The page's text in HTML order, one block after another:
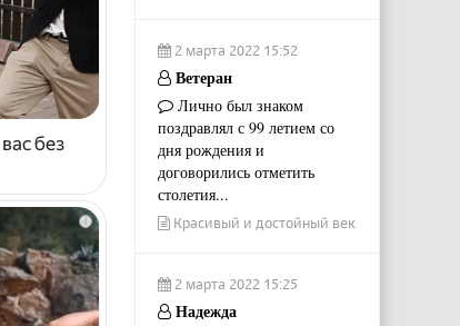
без
i
2 марта 2022 15:52
Ветеран
Лично был знаком
поздравлял с 99 летием со
дня рождения и
договорились отметить
столетия...
Красивый и достойный век
2 марта 2022 15:25
Надежда